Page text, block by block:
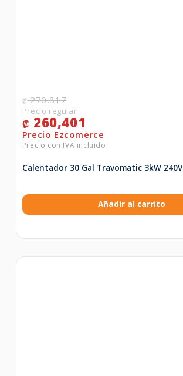
₡270,817
₡ 260,401
Calentador 30 Gal Travomatic 3kW 240V
Añadir al carrito